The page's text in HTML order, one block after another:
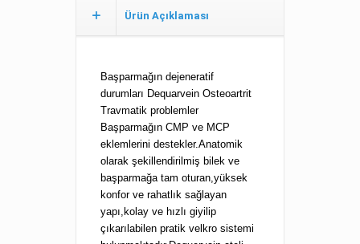
Ürün Açıklaması
Başparmağın dejeneratif
durumları Dequarvein Osteoartrit
Travmatik problemler
Başparmağın CMP ve MCP
eklemlerini destekler.Anatomik
olarak şekillendirilmiş bilek ve
başparmağa tam oturan,yüksek
konfor ve rahatlık sağlayan
yapı,kolay ve hızlı giyilip
çıkarılabilen pratik velkro sistemi